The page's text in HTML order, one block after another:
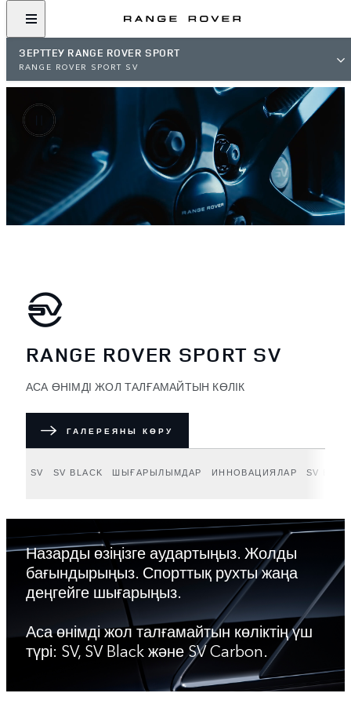
ЗЕРТТЕУ RANGE ROVER SPORT
RANGE ROVER SPORT SV
RANGE ROVER SPORT SV
АСА ӨНІМДІ ЖОЛ ТАЛҒАМАЙТЫН КӨЛІК
ГАЛЕРЕЯНЫ КӨРУ
SV SV BLACK ШЫҒАРЫЛЫМДАР ИННОВАЦИЯЛАР SV
Назарды өзіңізге аудартыңыз. Жолды
бағындырыңыз. Спорттық рухты жаңа
деңгейге шығарыңыз.
Аса өнімді жол талғамайтын көліктің үш
түрі: SV, SV Black және SV Carbon.